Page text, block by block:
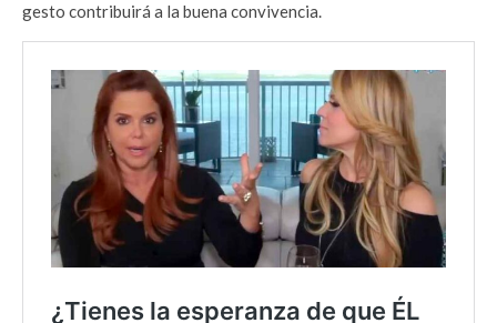
gesto contribuirá a la buena convivencia.